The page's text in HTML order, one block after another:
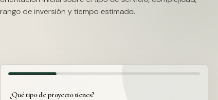
rango de inversión y tiempo estimado.
¿Qué tipo de proyecto tienes?